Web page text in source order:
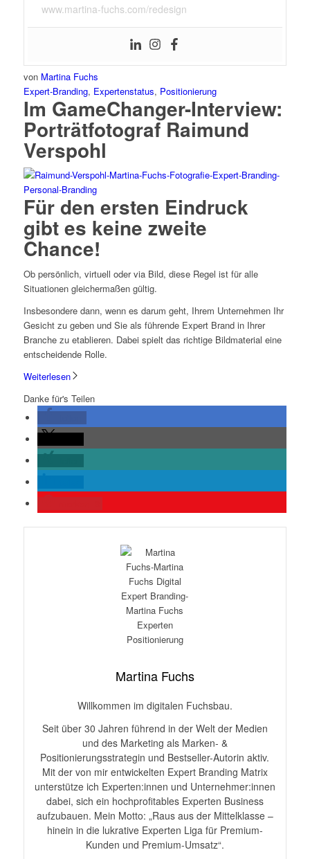
www.martina-fuchs.com/redesign
von Martina Fuchs
Expert-Branding, Expertenstatus, Positionierung
Im GameChanger-Interview:
Porträtfotograf Raimund
Verspohl
Für den ersten Eindruck
gibt es keine zweite
Chance!
Ob persönlich, virtuell oder via Bild, diese Regel ist für alle
Situationen gleichermaßen gültig.
Insbesondere dann, wenn es darum geht, Ihrem Unternehmen Ihr
Gesicht zu geben und Sie als führende Expert Brand in Ihrer
Branche zu etablieren. Dabei spielt das richtige Bildmaterial eine
entscheidende Rolle.
Weiterlesen
Danke für's Teilen
Martina Fuchs
Willkommen im digitalen Fuchsbau.
Seit über 30 Jahren führend in der Welt der Medien
und des Marketing als Marken- &
Positionierungsstrategin und Bestseller-Autorin aktiv.
Mit der von mir entwickelten Expert Branding Matrix
unterstütze ich Experten:innen und Unternehmer:innen
dabei, sich ein hochprofitables Experten Business
aufzubauen. Mein Motto: „Raus aus der Mittelklasse –
hinein in die lukrative Experten Liga für Premium-
Kunden und Premium-Umsatz“.